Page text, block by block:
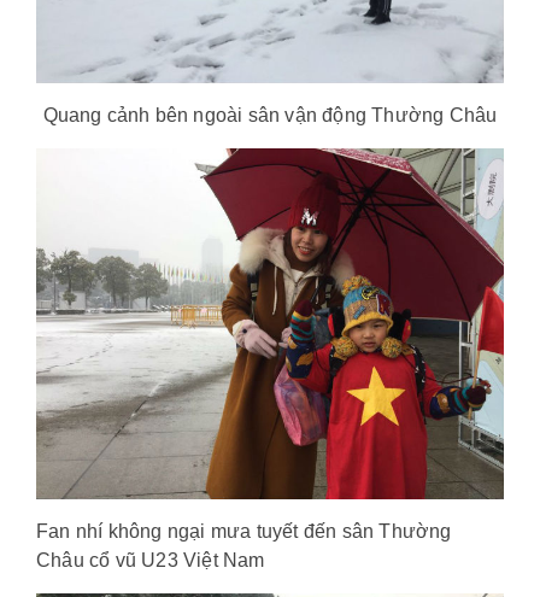
Quang cảnh bên ngoài sân vận động Thường Châu
Fan nhí không ngại mưa tuyết đến sân Thường
Châu cổ vũ U23 Việt Nam